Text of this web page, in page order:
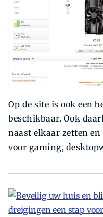
Op de site is ook een
beschikbaar. Ook
naast elkaar zetten
voor gaming,